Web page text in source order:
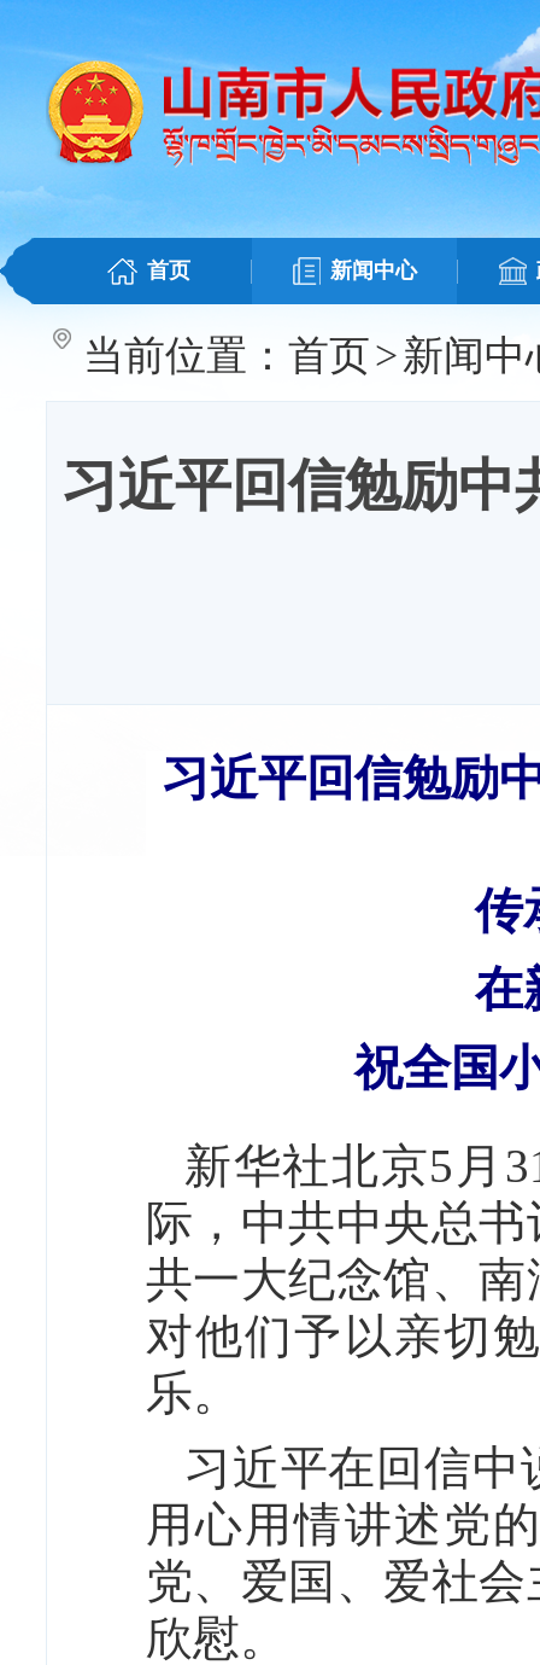
首页 新闻中心
当前位置： 首页>新闻中
习近平回信勉励中
习近平回信勉励
传
在
祝全国
新华社北京5月
际，中共中央总
共一大纪念馆、
对他们予以亲切
乐。
习近平在回信中
用心用情讲述党
党、爱国、爱社
欣慰。